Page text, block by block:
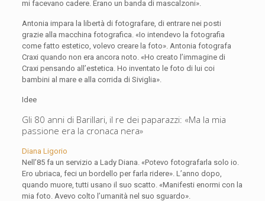
mi facevano cadere. Erano un banda di mascalzoni».
Antonia impara la libertà di fotografare, di entrare nei posti
grazie alla macchina fotografica. «Io intendevo la fotografia
come fatto estetico, volevo creare la foto». Antonia fotografa
Craxi quando non era ancora noto. «Ho creato l’immagine di
Craxi pensando all’estetica. Ho inventato le foto di lui coi
bambini al mare e alla corrida di Siviglia».
Idee
Gli 80 anni di Barillari, il re dei paparazzi: «Ma la mia
passione era la cronaca nera»
Diana Ligorio
Nell’85 fa un servizio a Lady Diana. «Potevo fotografarla solo io.
Ero ubriaca, feci un bordello per farla ridere». L’anno dopo,
quando muore, tutti usano il suo scatto. «Manifesti enormi con la
mia foto. Avevo colto l’umanità nel suo sguardo».